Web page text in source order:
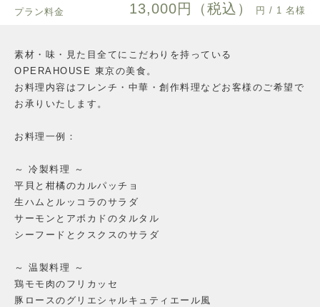
プラン料金 13,000円（税込） 円 / 1 名様
素材・味・見た目全てにこだわりを持っている
OPERAHOUSE 東京の美食。
お料理内容はフレンチ・中華・創作料理などお客様のご希望で
お承りいたします。
お料理一例：
～ 冷製料理 ～
平貝と柑橘のカルパッチョ
生ハムとルッコラのサラダ
サーモンとアボカドのタルタル
シーフードとクスクスのサラダ
～ 温製料理 ～
鶏モモ肉のフリカッセ
豚ロースのグリエシャルキュティエール風